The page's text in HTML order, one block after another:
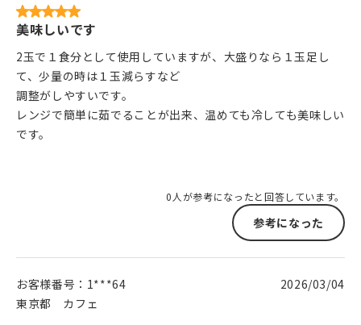
美味しいです
2玉で１食分として使用していますが、大盛りなら１玉足し
て、少量の時は１玉減らすなど
調整がしやすいです。
レンジで簡単に茹でることが出来、温めても冷しても美味しい
です。
0人が参考になったと回答しています。
参考になった
お客様番号： 1***64
東京都
カフェ
2026/03/04